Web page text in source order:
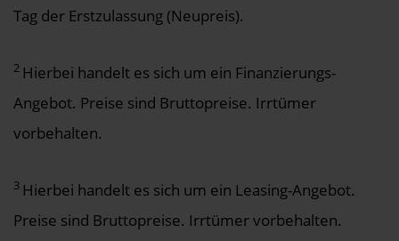
Tag der Erstzulassung (Neupreis).
2 Hierbei handelt es sich um ein Finanzierungs-
Angebot. Preise sind Bruttopreise. Irrtümer
vorbehalten.
3 Hierbei handelt es sich um ein Leasing-Angebot.
Preise sind Bruttopreise. Irrtümer vorbehalten.